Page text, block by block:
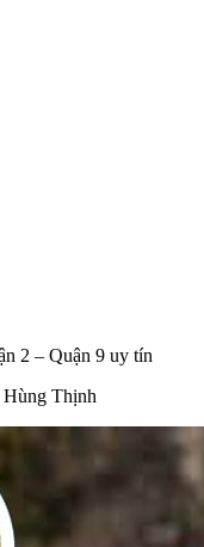
2 – Quận 9 uy tín
Thịnh